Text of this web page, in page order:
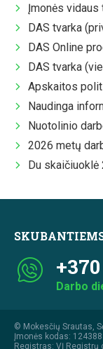
Įmonės vidaus
DAS tvarka
DAS Online
DAS tvarka
Apskaitos
Naudinga
Nuotolinio
2026 metų
Du skaičiuoklė
Darbo
© Mokesčių Srautas,
Įmonės kodas:
Registras: VĮ Registrų